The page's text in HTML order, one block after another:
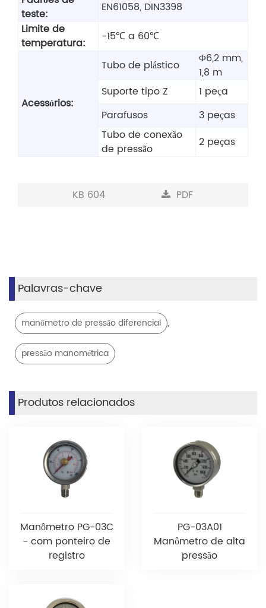
teste:
EN61058, DIN3398
Limite de
temperatura:
-15℃ a 60℃
Acessórios:
Tubo de plástico
Φ6,2 mm,
1,8 m
Suporte tipo Z
1 peça
Parafusos
3 peças
Tubo de conexão
de pressão
2 peças
KB 604 PDF
Palavras-chave
manômetro de pressão diferencial ,
pressão manométrica
Produtos relacionados
Manômetro PG-03C
- com ponteiro de
registro
PG-03A01
Manômetro de alta
pressão